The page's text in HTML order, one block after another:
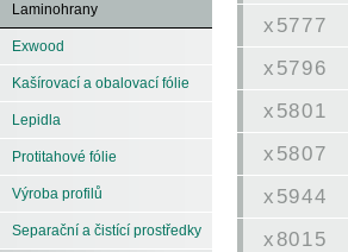
Laminohrany
Exwood
Kašírovací a obalovací fólie
Lepidla
Protitahové fólie
Výroba profilů
Separační a čistící prostředky
x5777
x5796
x5801
x5807
x5944
x8015